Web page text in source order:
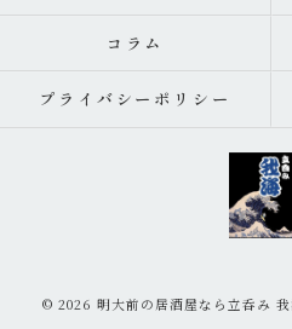
コラム
プライバシーポリシー
© 2026 明大前の居酒屋なら立呑み